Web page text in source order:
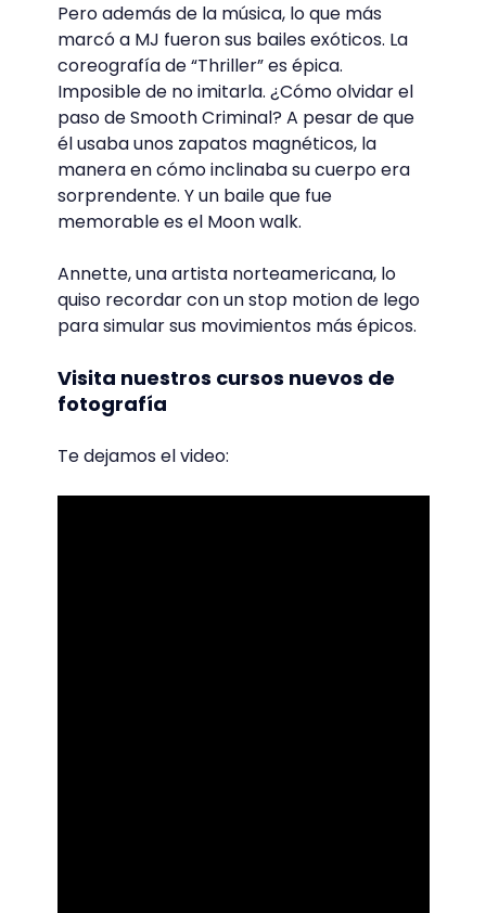
Pero además de la música, lo que más
marcó a MJ fueron sus bailes exóticos. La
coreografía de “Thriller” es épica.
Imposible de no imitarla. ¿Cómo olvidar el
paso de Smooth Criminal? A pesar de que
él usaba unos zapatos magnéticos, la
manera en cómo inclinaba su cuerpo era
sorprendente. Y un baile que fue
memorable es el Moon walk.
Annette, una artista norteamericana, lo
quiso recordar con un stop motion de lego
para simular sus movimientos más épicos.
Visita nuestros cursos nuevos de
fotografía
Te dejamos el video: